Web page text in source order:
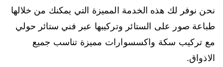
نحن نوفر لك هذه الخدمة المميزة التي يمكنك من خلالها
طباعة صور على الستائر وتركيبها عبر فني ستائر حولي
مع تركيب سكة واكسسوارات مميزة تناسب جميع
الاذواق.